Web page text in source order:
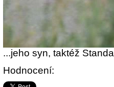
...jeho syn, taktéž Standa
Hodnocení: